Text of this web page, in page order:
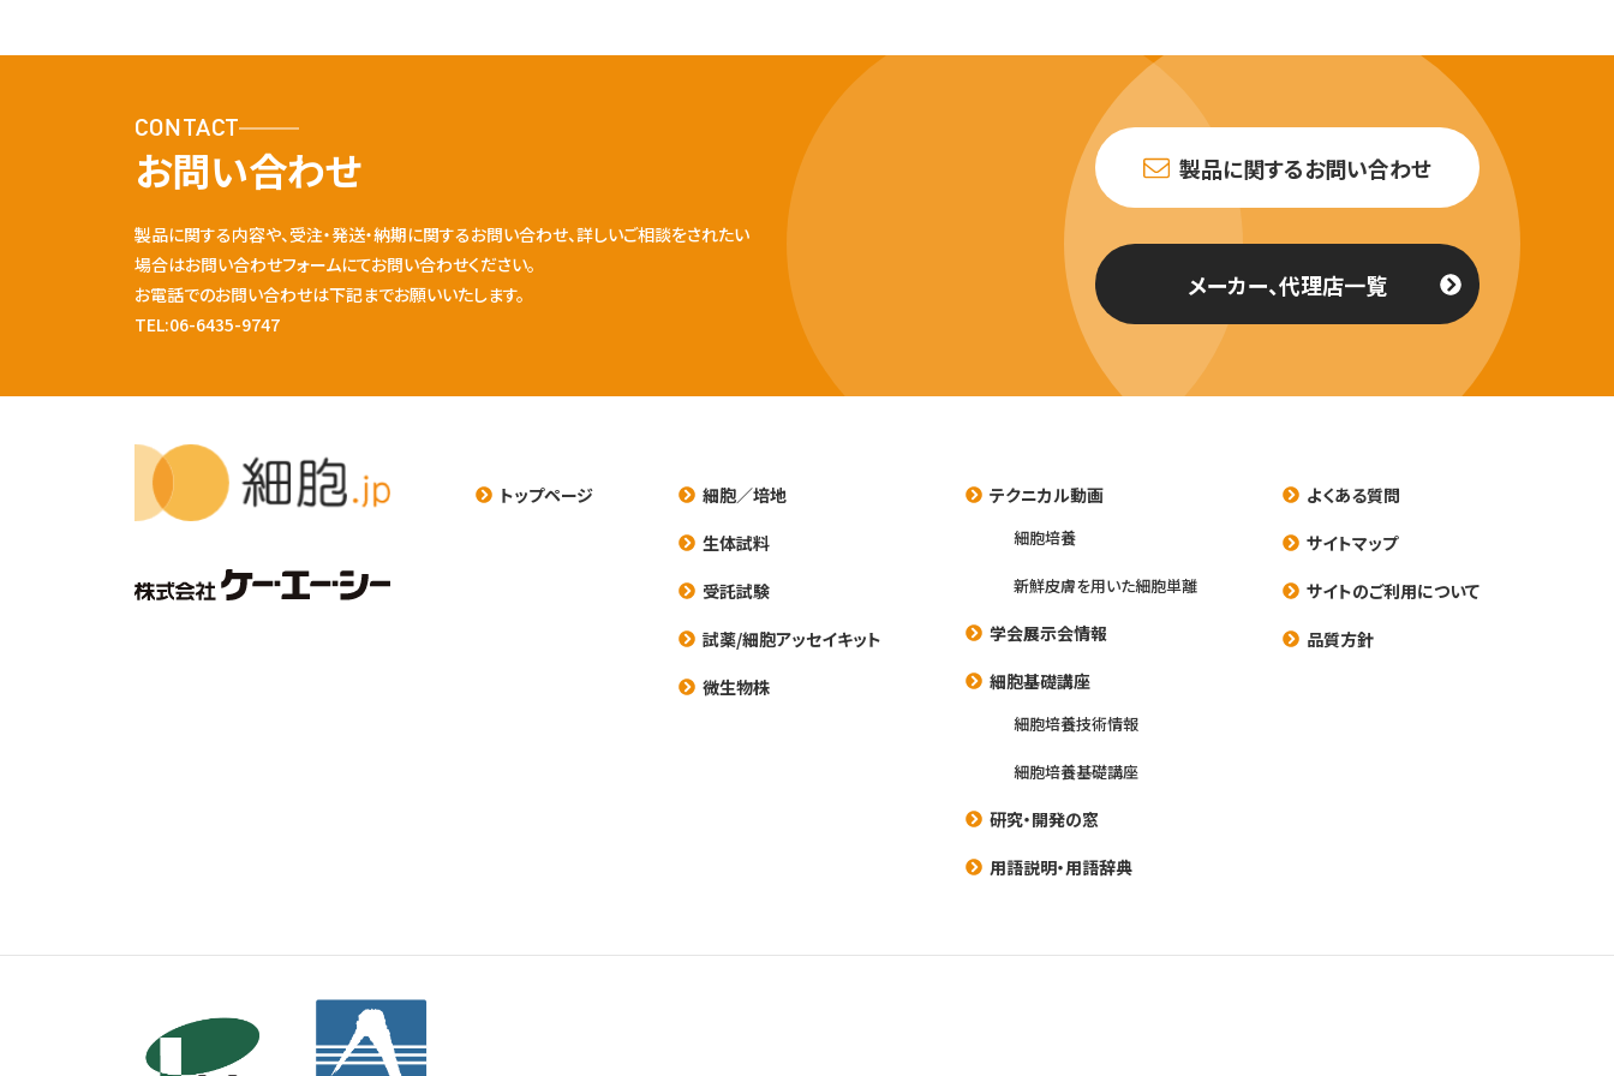
CONTACT
お問い合わせ
製品に関する内容や、受注・発送・納期に関するお問い合わせ、詳しいご相談をされたい
場合はお問い合わせフォームにてお問い合わせください。
お電話でのお問い合わせは下記までお願いいたします。
TEL:06-6435-9747
製品に関するお問い合わせ
メーカー、代理店一覧
トップページ
細胞／培地
生体試料
受託試験
試薬/細胞アッセイキット
微生物株
テクニカル動画
細胞培養
新鮮皮膚を用いた細胞単離
学会展示会情報
細胞基礎講座
細胞培養技術情報
細胞培養基礎講座
研究・開発の窓
用語説明・用語辞典
よくある質問
サイトマップ
サイトのご利用について
品質方針